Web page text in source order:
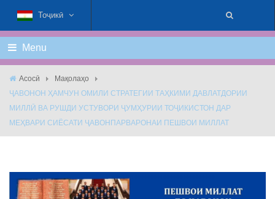
Тоҷикӣ
Menu
Асосӣ
Мақолаҳо
ҶАВОНОН ҲАМЧУН ОМИЛИ СТРАТЕГИИ ТАҲКИМИ ДАВЛАТДОРИИ
МИЛЛӢ ВА РУШДИ УСТУВОРИ ҶУМҲУРИИ ТОҶИКИСТОН ДАР
МЕҲВАРИ СИЁСАТИ ҶАВОНПАРВАРОНАИ ПЕШВОИ МИЛЛАТ